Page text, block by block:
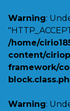
Warning:
/home/
content/
framework/
Warning: